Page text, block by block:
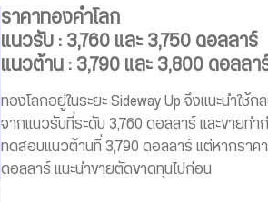
ราคาทองคำโลก
แนวรับ : 3,760 และ 3,750 ดอลลาร์
แนวต้าน : 3,790 และ 3,800 ดอลลา
ทองโลกอยู่ในระยะ Sideway Up จึงแนะนำใช้
จากแนวรับที่ระดับ 3,760 ดอลลาร์ และขายทำ
ทดสอบแนวต้านที่ 3,790 ดอลลาร์ แต่หากราค
ดอลลาร์ แนะนำขายตัดขาดทุนไปก่อน